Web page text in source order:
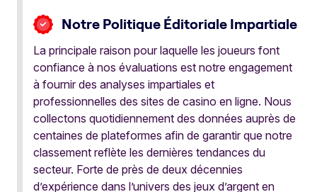
Notre Politique Éditoriale Impartiale
La principale raison pour laquelle les joueurs font
confiance à nos évaluations est notre engagement
à fournir des analyses impartiales et
professionnelles des sites de casino en ligne. Nous
collectons quotidiennement des données auprès de
centaines de plateformes afin de garantir que notre
classement reflète les dernières tendances du
secteur. Forte de près de deux décennies
d’expérience dans l’univers des jeux d’argent en